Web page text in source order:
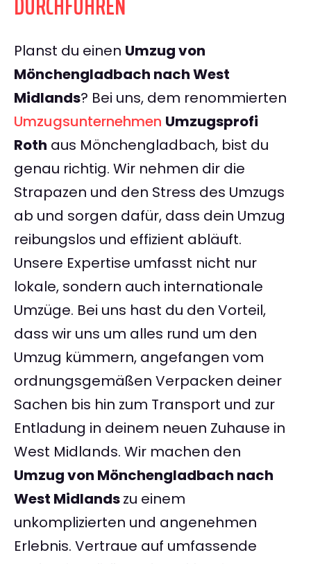
Planst du einen Umzug von
Mönchengladbach nach West
Midlands? Bei uns, dem renommierten
Umzugsunternehmen Umzugsprofi
Roth aus Mönchengladbach, bist du
genau richtig. Wir nehmen dir die
Strapazen und den Stress des Umzugs
ab und sorgen dafür, dass dein Umzug
reibungslos und effizient abläuft.
Unsere Expertise umfasst nicht nur
lokale, sondern auch internationale
Umzüge. Bei uns hast du den Vorteil,
dass wir uns um alles rund um den
Umzug kümmern, angefangen vom
ordnungsgemäßen Verpacken deiner
Sachen bis hin zum Transport und zur
Entladung in deinem neuen Zuhause in
West Midlands. Wir machen den
Umzug von Mönchengladbach nach
West Midlandszu einem
unkomplizierten und angenehmen
Erlebnis. Vertraue auf umfassende